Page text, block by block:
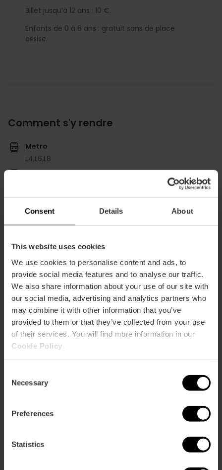
Consent Details About
This website uses cookies
We use cookies to personalise content and ads, to
provide social media features and to analyse our traffic.
We also share information about your use of our site with
our social media, advertising and analytics partners who
may combine it with other information that you’ve
provided to them or that they’ve collected from your use
of their services. You will find more information in our
Cookie Policy
Selection
Necessary
Preferences
Statistics
Billet jusqu’à 12 ans : 10 €.
Enfants de 0 à 6 ans : gratuit sans de place
assise.
Comment s'y rendre
Metro
L4,L6,L8
Bus